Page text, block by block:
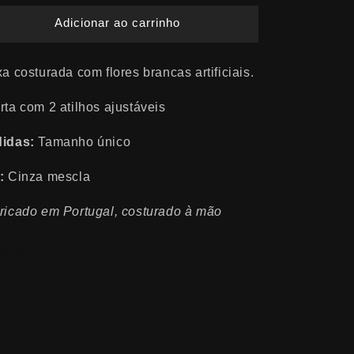
de
ARTIFICIAIS
Adicionar ao carrinho
costurada com flores brancas artificiais.
com 2 atilhos ajustáveis
Tamanho único
Cinza mescla
em Portugal, costurado à mão